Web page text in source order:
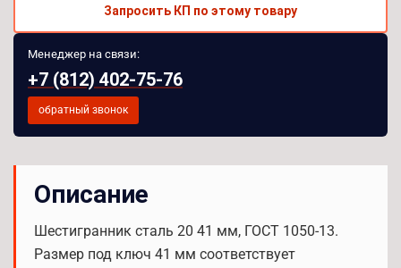
Запросить КП по этому товару
Менеджер на связи:
+7 (812) 402-75-76
обратный звонок
Описание
Шестигранник сталь 20 41 мм, ГОСТ 1050-13.
Размер под ключ 41 мм соответствует